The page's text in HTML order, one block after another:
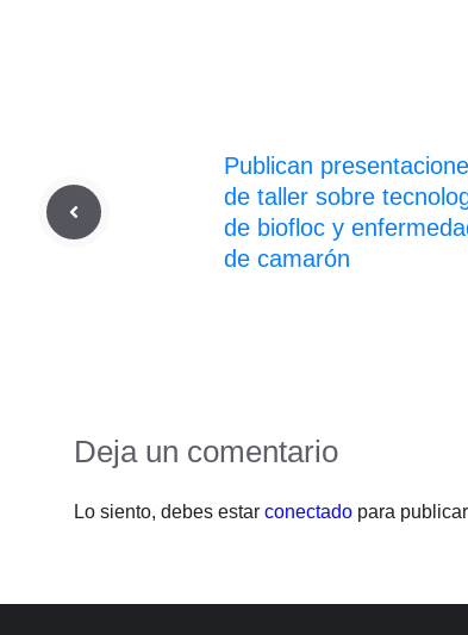
Publican
de taller sobre
de biofloc y
de camarón
Deja un comentario
Lo siento, debes estar conectado para